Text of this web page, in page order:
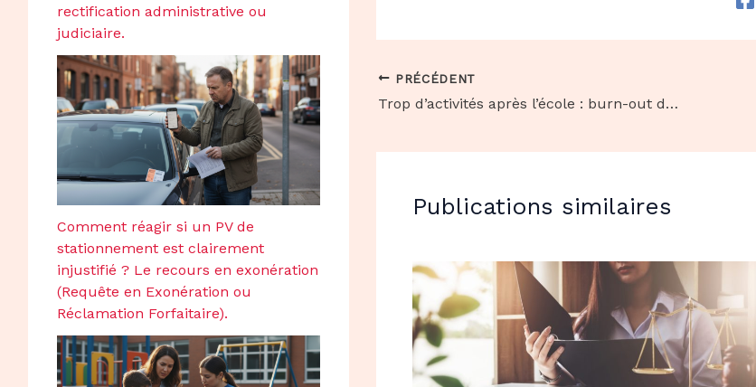
rectification administrative ou
judiciaire.
Comment réagir si un PV de
stationnement est clairement
injustifié ? Le recours en exonération
(Requête en Exonération ou
Réclamation Forfaitaire).
PRÉCÉDENT
Trop d’activités après l’école : burn-out dès 10 ans ?
Publications similaires